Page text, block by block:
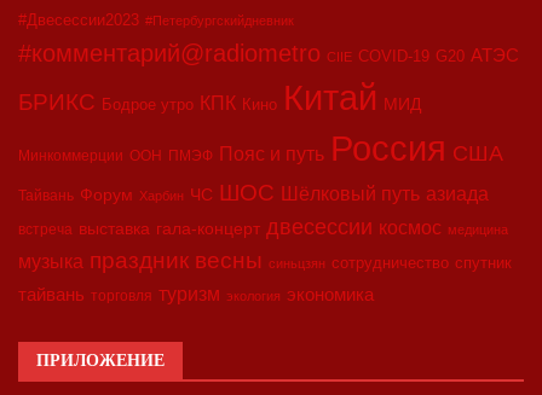
#Двесессии2023 #Петербургскийдневник
#комментарий@radiometro CIIE COVID-19 G20 АТЭС
БРИКС Бодрое утро КПК Кино Китай МИД
Минкоммерции ООН ПМЭФ Пояс и путь Россия США
Тайвань Форум Харбин ЧС ШОС Шёлковый путь азиада
встреча выставка гала-концерт двесессии космос медицина
музыка праздник весны синьцзян сотрудничество спутник
тайвань торговля туризм экология экономика
ПРИЛОЖЕНИЕ